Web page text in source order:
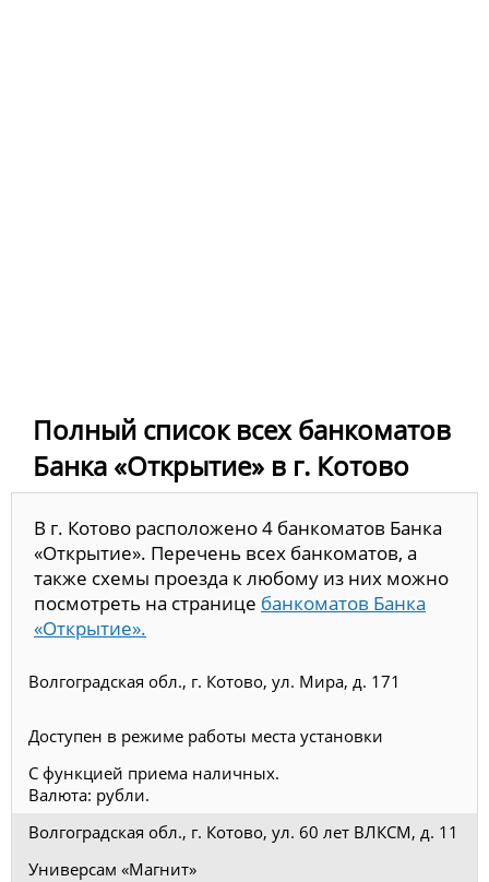
Полный список всех банкоматов
Банка «Открытие» в г. Котово
В г. Котово расположено 4 банкоматов Банка
«Открытие». Перечень всех банкоматов, а
также схемы проезда к любому из них можно
посмотреть на странице банкоматов Банка
«Открытие».
Волгоградская обл., г. Котово, ул. Мира, д. 171
Доступен в режиме работы места установки
С функцией приема наличных.
Валюта: рубли.
Волгоградская обл., г. Котово, ул. 60 лет ВЛКСМ, д. 11
Универсам «Магнит»